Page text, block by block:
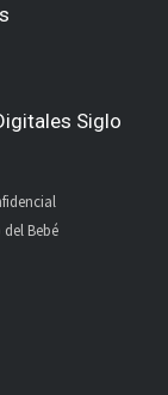
Siglo
Bebé